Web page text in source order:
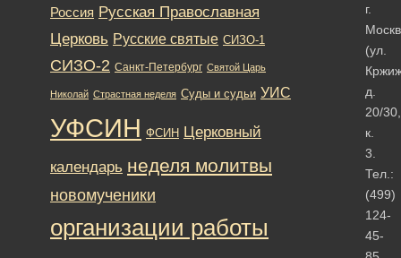
г.
(ул.
д.
20/30,
к.
3.
Тел.:
(499)
124-
45-
Россия Русская Православная
Церковь Русские святые СИЗО-1
СИЗО-2 Санкт-Петербург Святой Царь
Николай Страстная неделя Суды и судьи УИС
УФСИН ФСИН Церковный
календарь неделя молитвы
новомученики
организации работы